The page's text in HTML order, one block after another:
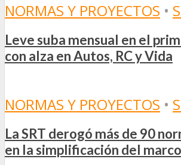
NORMAS Y PROYECTOS •
Leve suba mensual en el
con alza en Autos, RC y Vida
NORMAS Y PROYECTOS •
La SRT derogó más de 90
en la simplificación del